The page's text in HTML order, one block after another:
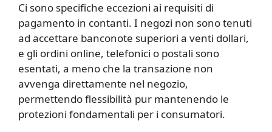
Ci sono specifiche eccezioni ai requisiti di
pagamento in contanti. I negozi non sono tenuti
ad accettare banconote superiori a venti dollari,
e gli ordini online, telefonici o postali sono
esentati, a meno che la transazione non
avvenga direttamente nel negozio,
permettendo flessibilità pur mantenendo le
protezioni fondamentali per i consumatori.